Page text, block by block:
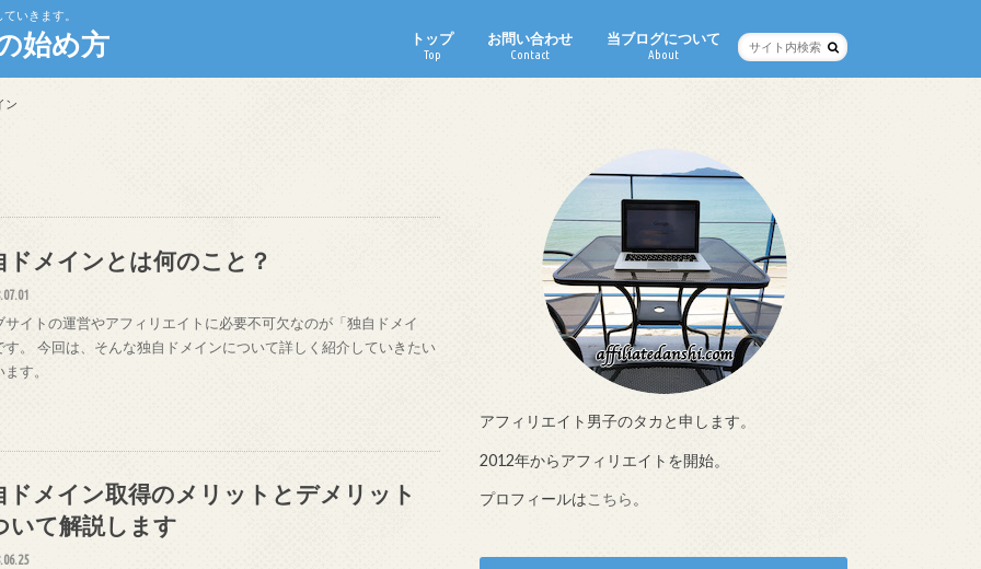
いきます。
始め方 トップ
Top
お問い合わせ
Contact
当ブログについて
About
ン
ドメインとは何のこと？
サイトの運営やアフィリエイトに必要不可欠なのが「独自ドメイ
す。 今回は、そんな独自ドメインについて詳しく紹介していきたい
す。
ドメイン取得のメリットとデメリット
いて解説します
アフィリエイト男子のタカと申します。
2012年からアフィリエイトを開始。
プロフィールはこちら 。